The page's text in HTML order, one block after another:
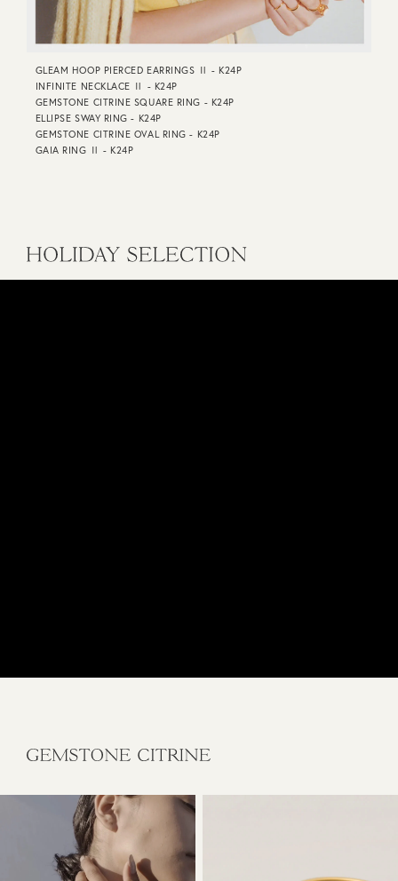
GLEAM HOOP PIERCED EARRINGS Ⅱ - K24P
INFINITE NECKLACE Ⅱ - K24P
GEMSTONE CITRINE SQUARE RING - K24P
ELLIPSE SWAY RING - K24P
GEMSTONE CITRINE OVAL RING - K24P
GAIA RING Ⅱ - K24P